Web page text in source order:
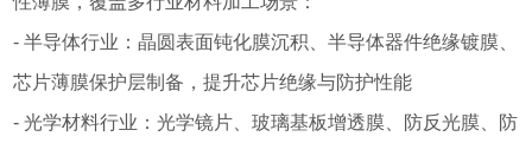
- 半导体行业：晶圆表面钝化膜沉积、半导体器件绝缘镀膜、
芯片薄膜保护层制备，提升芯片绝缘与防护性能
- 光学材料行业：光学镜片、玻璃基板增透膜、防反光膜、防